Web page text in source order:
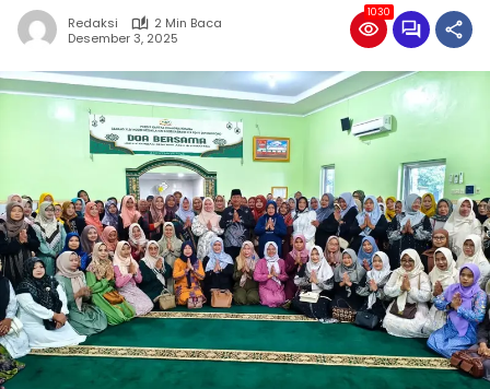
Redaksi
2 Min Baca
Desember 3, 2025
1030